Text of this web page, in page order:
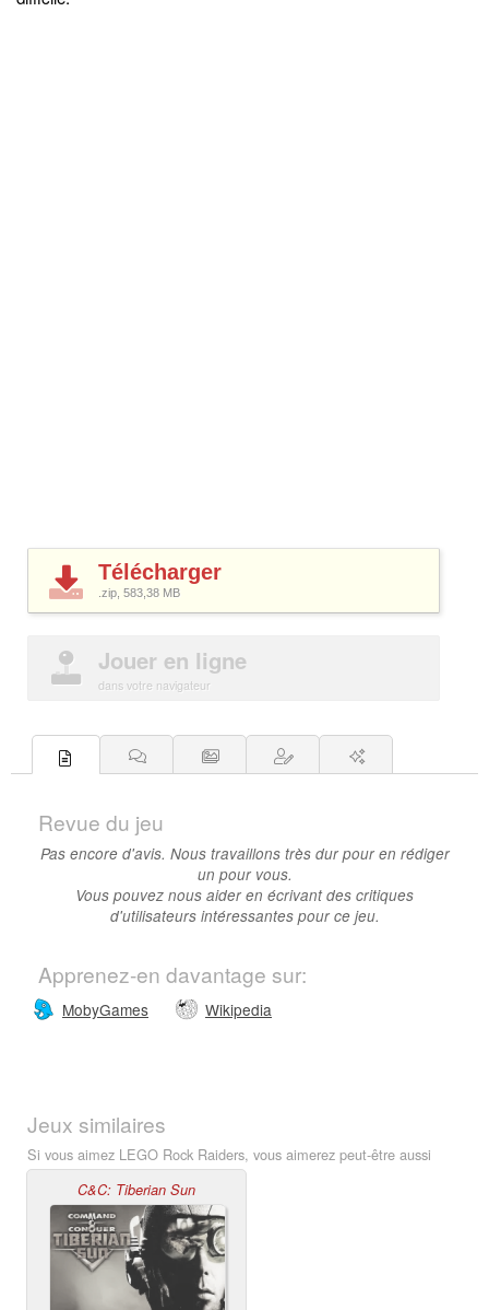
Télécharger
.zip, 583,38 MB
Jouer en ligne
dans votre navigateur
Revue du jeu
Pas encore d'avis. Nous travaillons très dur pour en rédiger
un pour vous.
Vous pouvez nous aider en écrivant des critiques
d'utilisateurs intéressantes pour ce jeu.
Apprenez-en davantage sur:
MobyGames Wikipedia
Jeux similaires
Si vous aimez LEGO Rock Raiders, vous aimerez peut-être aussi
C&C: Tiberian Sun